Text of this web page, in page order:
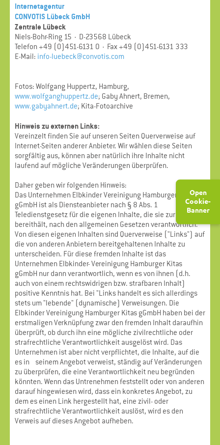
Internetagentur
CONVOTIS Lübeck GmbH
Zentrale Lübeck
Niels-Bohr-Ring 15 · D-23568 Lübeck
Telefon +49 (0)451-6131 0 · Fax +49 (0)451-6131 333
E-Mail: info-luebeck@convotis.com
Fotos: Wolfgang Huppertz, Hamburg,
www.wolfganghuppertz.de; Gaby Ahnert, Bremen,
www.gabyahnert.de; Kita-Fotoarchive
Hinweis zu externen Links:
Vereinzelt finden Sie auf unseren Seiten Querverweise auf
Internet-Seiten anderer Anbieter. Wir wählen diese Seiten
sorgfältig aus, können aber natürlich ihre Inhalte nicht
laufend auf mögliche Veränderungen überprüfen.
Daher geben wir folgenden Hinweis:
Das Unternehmen Elbkinder Vereinigung Hamburger Kitas
gGmbH ist als Diensteanbieter nach § 8 Abs. 1
Teledienstgesetz für die eigenen Inhalte, die sie zur Nutzung
bereithält, nach den allgemeinen Gesetzen verantwortlich.
Von diesen eigenen Inhalten sind Querverweise ("Links") auf
die von anderen Anbietern bereitgehaltenen Inhalte zu
unterscheiden. Für diese fremden Inhalte ist das
Unternehmen Elbkinder- Vereinigung Hamburger Kitas
gGmbH nur dann verantwortlich, wenn es von ihnen (d.h.
auch von einem rechtswidrigen bzw. strafbaren Inhalt)
positive Kenntnis hat. Bei "Links handelt es sich allerdings
stets um "lebende" (dynamische) Verweisungen. Die
Elbkinder Vereinigung Hamburger Kitas gGmbH haben bei der
erstmaligen Verknüpfung zwar den fremden Inhalt daraufhin
überprüft, ob durch ihn eine mögliche zivilrechtliche oder
strafrechtliche Verantwortlichkeit ausgelöst wird. Das
Unternehmen ist aber nicht verpflichtet, die Inhalte, auf die
es in seinem Angebot verweist, ständig auf Veränderungen
zu überprüfen, die eine Verantwortlichkeit neu begründen
könnten. Wenn das Untrenehmen feststellt oder von anderen
darauf hingewiesen wird, dass ein konkretes Angebot, zu
dem es einen Link hergestellt hat, eine zivil- oder
strafrechtliche Verantwortlichkeit auslöst, wird es den
Verweis auf dieses Angebot aufheben.
Open
Cookie-
Banner